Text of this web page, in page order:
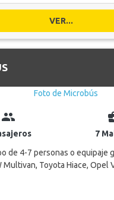
VER...
group
7
de 4-7 personas o equipaje
Multivan, Toyota Hiace, Opel